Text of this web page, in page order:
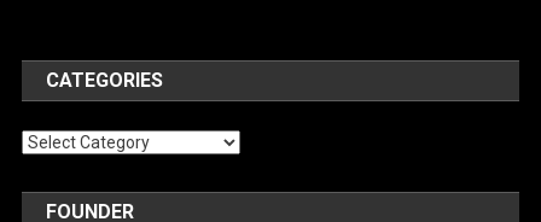
CATEGORIES
Categories
FOUNDER